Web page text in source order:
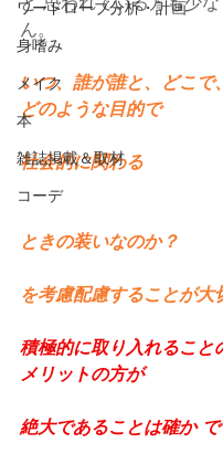
ワードローブ分析・計画
身嗜み
メイク
本
雑誌掲載＆取材
コーデ
ん。
いつ、誰が誰と、どこで、
どのような目的で
社会的に関わる
ときの装いなのか？
を考慮配慮することが大
積極的に取り入れること
メリットの方が
絶大であることは確か